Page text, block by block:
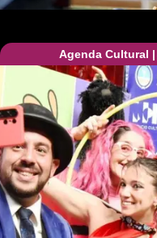
Agenda Cultural |